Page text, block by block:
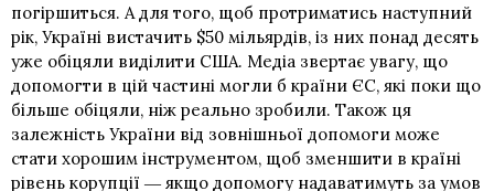
погіршиться. А для того, щоб протриматись наступний
рік, Україні вистачить $50 мільярдів, із них понад десять
уже обіцяли виділити США. Медіа звертає увагу, що
допомогти в цій частині могли б країни ЄС, які поки що
більше обіцяли, ніж реально зробили. Також ця
залежність України від зовнішньої допомоги може
стати хорошим інструментом, щоб зменшити в країні
рівень корупції ― якщо допомогу надаватимуть за умов